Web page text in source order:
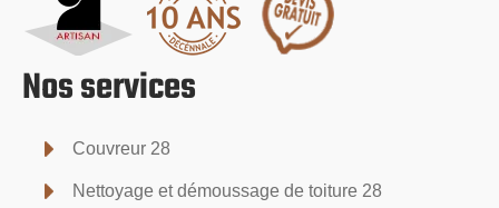
Nos services
Couvreur 28
Nettoyage et démoussage de toiture 28